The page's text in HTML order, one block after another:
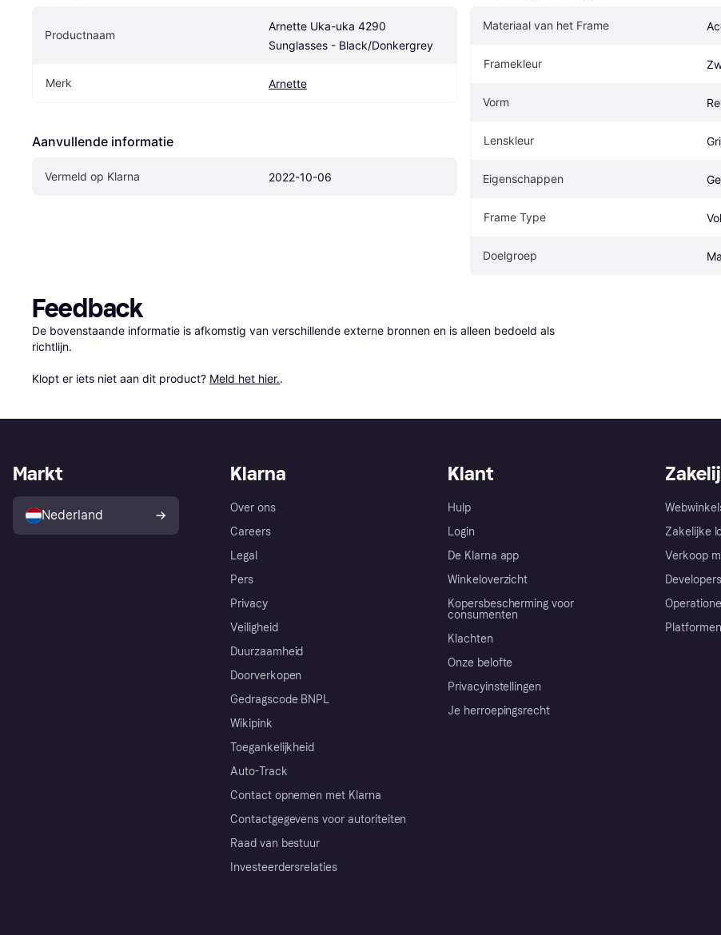
Productnaam
Arnette Uka-uka 4290
Sunglasses - Black/Donkergrey
Merk Arnette
Aanvullende informatie
Vermeld op Klarna 2022-10-06
Materiaal van het Frame
Framekleur
Vorm
Lenskleur
Eigenschappen
Frame Type
Doelgroep
Feedback
De bovenstaande informatie is afkomstig van verschillende externe bronnen en is alleen bedoeld als
richtlijn.
Klopt er iets niet aan dit product? Meld het hier..
Klarna
Over ons
Careers
Legal
Pers
Privacy
Veiligheid
Duurzaamheid
Doorverkopen
Gedragscode BNPL
Wikipink
Toegankelijkheid
Auto-Track
Contact opnemen met Klarna
Contactgegevens voor autoriteiten
Raad van bestuur
Investeerdersrelaties
Klant
Hulp
Login
De Klarna app
Winkeloverzicht
Kopersbescherming voor
consumenten
Klachten
Onze belofte
Privacyinstellingen
Je herroepingsrecht
Zakelijke
Verkoop
Developers
Markt
Nederland